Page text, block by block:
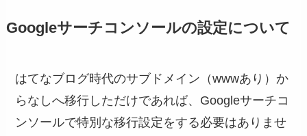
Googleサーチコンソールの設定について
はてなブログ時代のサブドメイン（wwwあり）か
らなしへ移行しただけであれば、Googleサーチコ
ンソールで特別な移行設定をする必要はありませ